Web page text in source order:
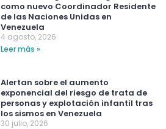
como nuevo Coordinador Residente
de las Naciones Unidas en
Venezuela
4 agosto, 2026
Leer más »
Alertan sobre el aumento
exponencial del riesgo de trata de
personas y explotación infantil tras
los sismos en Venezuela
30 julio, 2026